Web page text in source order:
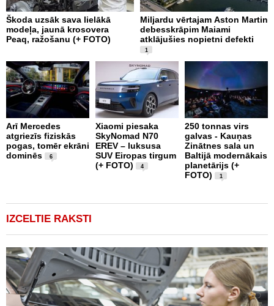
Škoda uzsāk sava lielākā
modeļa, jaunā krosovera
Peaq, ražošanu (+ FOTO)
Miljardu vērtajam Aston Martin
debesskrāpim Maiami
atklājušies nopietni defekti
1
Arī Mercedes
atgriezīs fiziskās
pogas, tomēr ekrāni
dominēs
6
Xiaomi piesaka
SkyNomad N70
EREV – luksusa
SUV Eiropas tirgum
(+ FOTO)
4
250 tonnas virs
galvas - Kauņas
Zinātnes sala un
Baltijā modernākais
planetārijs (+
FOTO)
1
IZCELTIE RAKSTI